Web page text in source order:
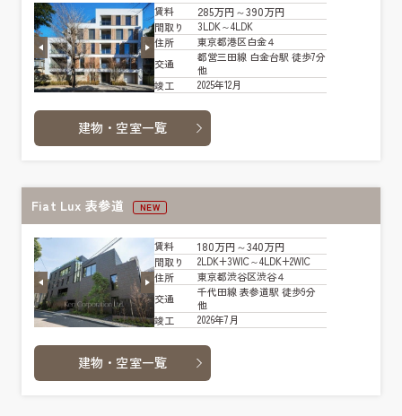
賃料 285万円～390万円
間取り
3LDK～4LDK
住所
東京都港区白金４
交通
都営三田線 白金台駅 徒歩7分
他
竣工
2025年12月
建物・空室一覧
Fiat Lux 表参道 NEW
賃料 180万円～340万円
間取り
2LDK+3WIC～4LDK+2WIC
住所
東京都渋谷区渋谷４
交通
千代田線 表参道駅 徒歩9分
他
竣工
2026年7月
建物・空室一覧